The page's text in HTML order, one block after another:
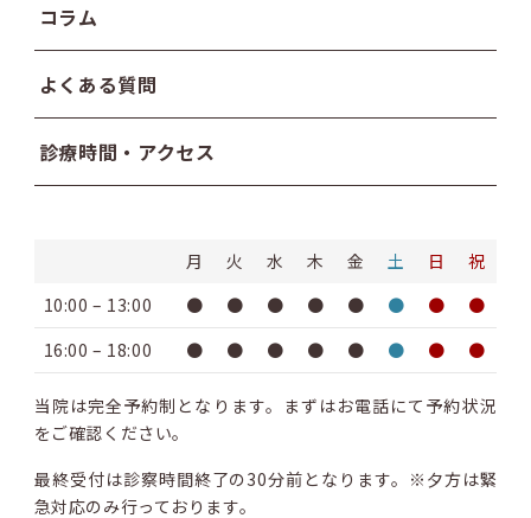
月 火 水 木 金 土 日
祝
10:00 – 13:00
● ● ● ● ● ● ●
●
16:00 – 18:00
● ● ● ● ● ● ● ●
当院は完全予約制となります。まずはお電話にて予約状況
をご確認ください。
最終受付は診察時間終了の30分前となります。※夕方は緊
急対応のみ行っております。
コラム
よくある質問
診療時間・アクセス